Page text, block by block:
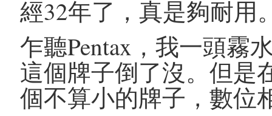
經32年了，真是夠耐用
乍聽Pentax，我一頭霧
這個牌子倒了沒。但是
個不算小的牌子，數位